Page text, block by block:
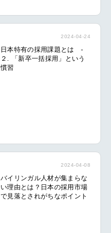
2024-04-24
日本特有の採用課題とは -
２. 「新卒一括採用」という
慣習
2024-04-08
バイリンガル人材が集まらな
い理由とは？日本の採用市場
で見落とされがちなポイント